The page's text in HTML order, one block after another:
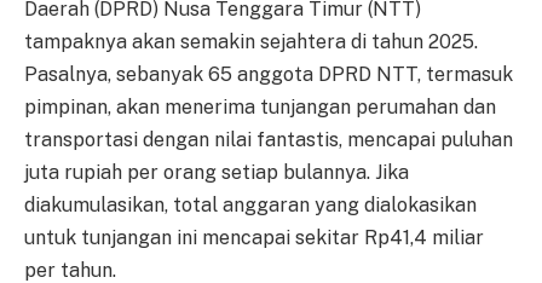
Daerah (DPRD) Nusa Tenggara Timur (NTT)
tampaknya akan semakin sejahtera di tahun 2025.
Pasalnya, sebanyak 65 anggota DPRD NTT, termasuk
pimpinan, akan menerima tunjangan perumahan dan
transportasi dengan nilai fantastis, mencapai puluhan
juta rupiah per orang setiap bulannya. Jika
diakumulasikan, total anggaran yang dialokasikan
untuk tunjangan ini mencapai sekitar Rp41,4 miliar
per tahun.